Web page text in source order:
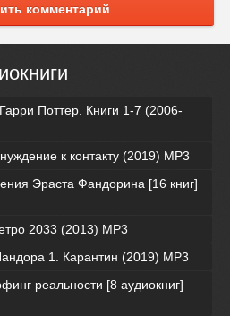
комментарий
Поттер. Книги 1-7 (2006-
к контакту (2019) MP3
Эраста Фандорина [16 книг]
2033 (2013) MP3
1. Карантин (2019) MP3
реальности [8 аудиокниг]